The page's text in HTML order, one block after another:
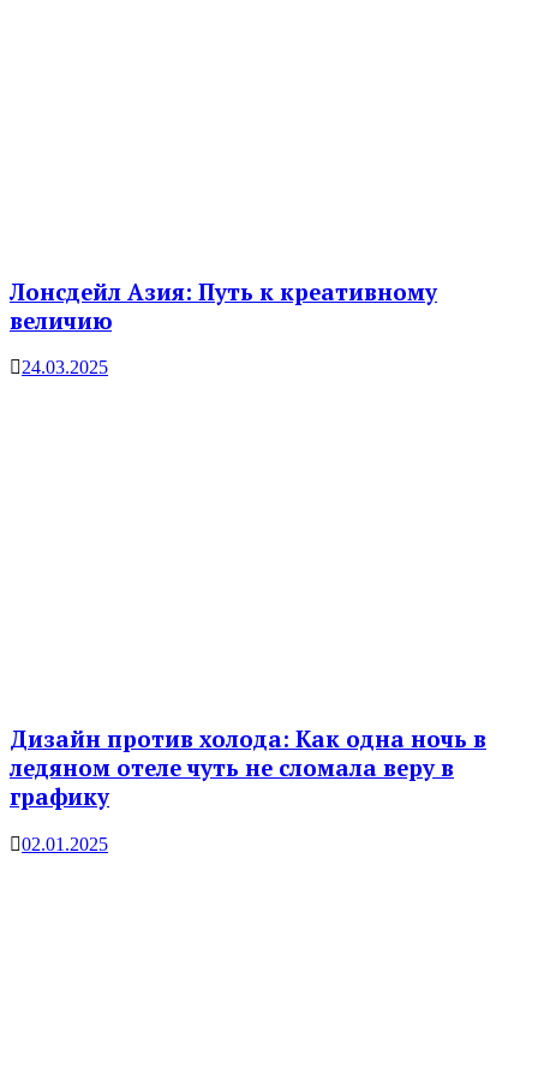
Лонсдейл Азия: Путь к креативному
величию
24.03.2025
Дизайн против холода: Как одна ночь в
ледяном отеле чуть не сломала веру в
графику
02.01.2025